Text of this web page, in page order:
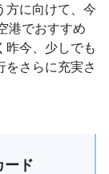
方に向けて、今
港でおすすめ
昨今、少しでも
をさらに充実さ
ード